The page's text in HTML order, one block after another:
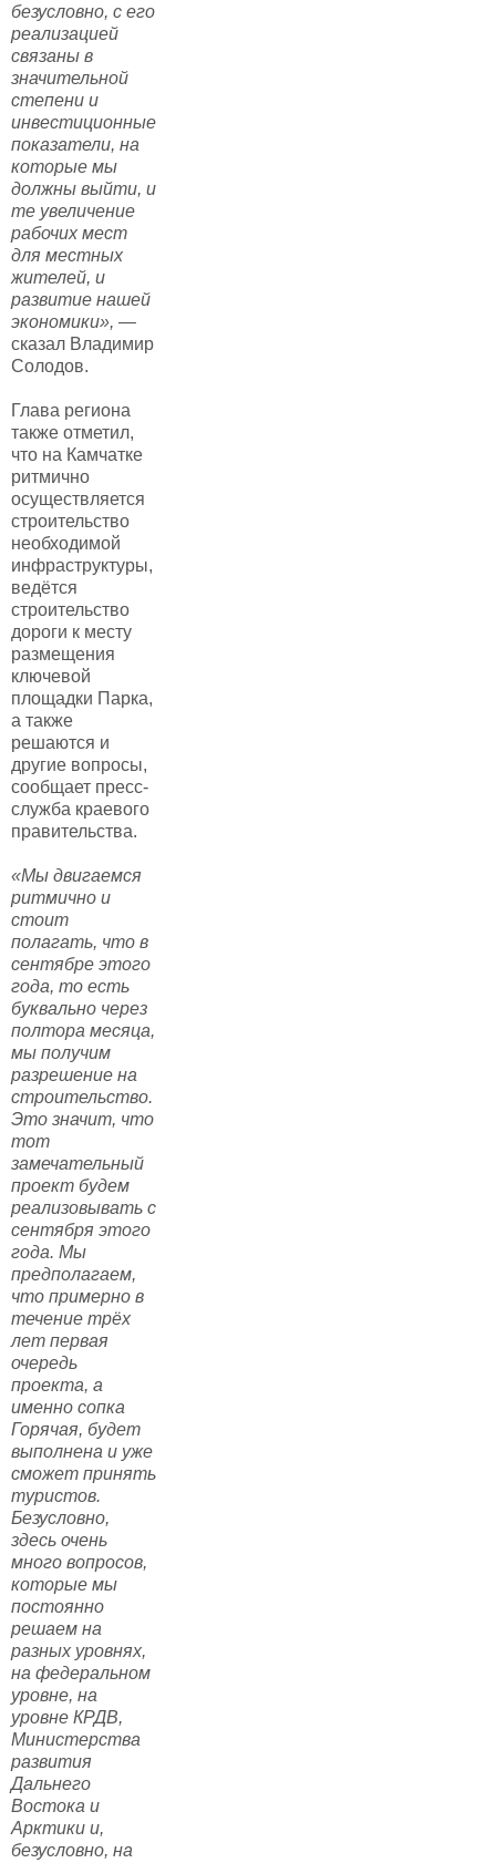
безусловно, с его
реализацией
связаны в
значительной
степени и
инвестиционные
показатели, на
которые мы
должны выйти, и
те увеличение
рабочих мест
для местных
жителей, и
развитие нашей
экономики», —
сказал Владимир
Солодов.
Глава региона
также отметил,
что на Камчатке
ритмично
осуществляется
строительство
необходимой
инфраструктуры,
ведётся
строительство
дороги к месту
размещения
ключевой
площадки Парка,
а также
решаются и
другие вопросы,
сообщает пресс-
служба краевого
правительства.
«Мы двигаемся
ритмично и
стоит
полагать, что в
сентябре этого
года, то есть
буквально через
полтора месяца,
мы получим
разрешение на
строительство.
Это значит, что
тот
замечательный
проект будем
реализовывать с
сентября этого
года. Мы
предполагаем,
что примерно в
течение трёх
лет первая
очередь
проекта, а
именно сопка
Горячая, будет
выполнена и уже
сможет принять
туристов.
Безусловно,
здесь очень
много вопросов,
которые мы
постоянно
решаем на
разных уровнях,
на федеральном
уровне, на
уровне КРДВ,
Министерства
развития
Дальнего
Востока и
Арктики и,
безусловно, на